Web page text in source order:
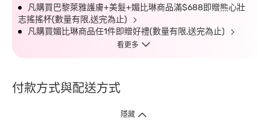
凡購買巴黎萊雅護膚+美髮+媚比琳商品滿$688即贈熊心壯
志搖搖杯(數量有限,送完為止)
凡購買媚比琳商品任1件即贈好禮(數量有限,送完為止)
看更多
付款方式與配送方式
隱藏